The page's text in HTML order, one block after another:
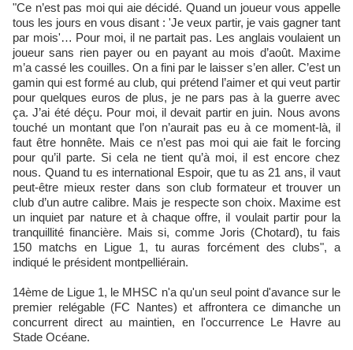
"Ce n’est pas moi qui aie décidé. Quand un joueur vous appelle
tous les jours en vous disant : 'Je veux partir, je vais gagner tant
par mois'… Pour moi, il ne partait pas. Les anglais voulaient un
joueur sans rien payer ou en payant au mois d’août. Maxime
m’a cassé les couilles. On a fini par le laisser s’en aller. C’est un
gamin qui est formé au club, qui prétend l’aimer et qui veut partir
pour quelques euros de plus, je ne pars pas à la guerre avec
ça. J’ai été déçu. Pour moi, il devait partir en juin. Nous avons
touché un montant que l’on n’aurait pas eu à ce moment-là, il
faut être honnête. Mais ce n’est pas moi qui aie fait le forcing
pour qu’il parte. Si cela ne tient qu’à moi, il est encore chez
nous. Quand tu es international Espoir, que tu as 21 ans, il vaut
peut-être mieux rester dans son club formateur et trouver un
club d’un autre calibre. Mais je respecte son choix. Maxime est
un inquiet par nature et à chaque offre, il voulait partir pour la
tranquillité financière. Mais si, comme Joris (Chotard), tu fais
150 matchs en Ligue 1, tu auras forcément des clubs", a
indiqué le président montpelliérain.
14ème de Ligue 1, le MHSC n'a qu'un seul point d'avance sur le
premier relégable (FC Nantes) et affrontera ce dimanche un
concurrent direct au maintien, en l'occurrence Le Havre au
Stade Océane.